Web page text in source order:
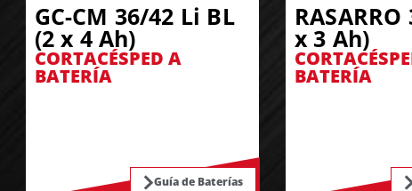
GC-CM 36/42 Li BL
(2 x 4 Ah)
CORTACÉSPED A
BATERÍA
Guía de Baterías
x 3 Ah)
BATERÍA